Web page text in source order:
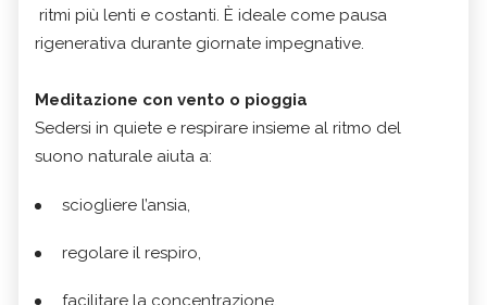
ritmi più lenti e costanti. È ideale come pausa
rigenerativa durante giornate impegnative.
Meditazione con vento o pioggia
Sedersi in quiete e respirare insieme al ritmo del
suono naturale aiuta a:
sciogliere l’ansia,
regolare il respiro,
facilitare la concentrazione,